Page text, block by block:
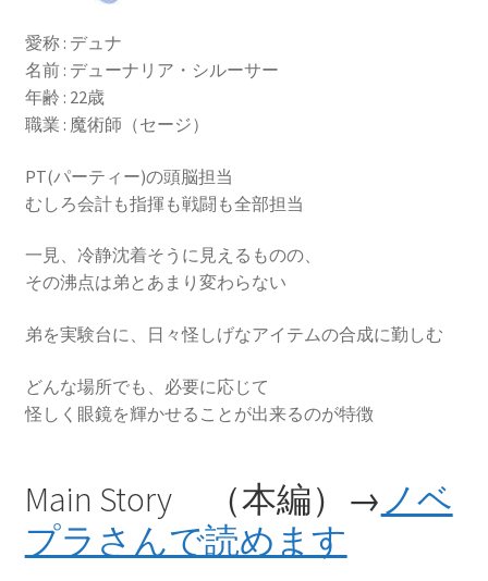
愛称 : デュナ
名前 : デューナリア・シルーサー
年齢 : 22歳
職業 : 魔術師（セージ）
PT(パーティー)の頭脳担当
むしろ会計も指揮も戦闘も全部担当
一見、冷静沈着そうに見えるものの、
その沸点は弟とあまり変わらない
弟を実験台に、日々怪しげなアイテムの合成に勤しむ
どんな場所でも、必要に応じて
怪しく眼鏡を輝かせることが出来るのが特徴
Main Story （本編）→ノベ
プラさんで読めます